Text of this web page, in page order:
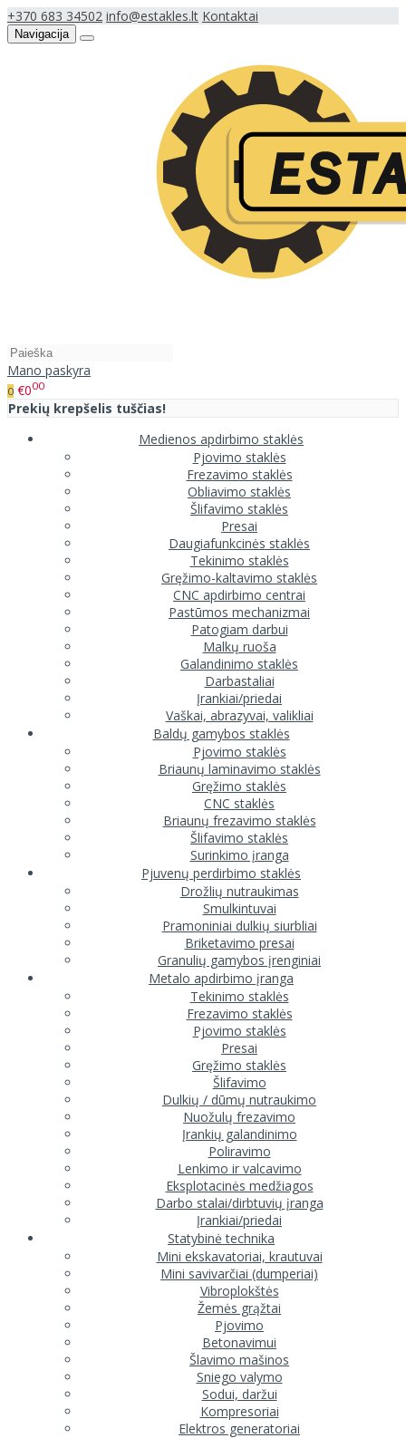
+370 683 34502 info@estakles.lt Kontaktai
Navigacija
Mano paskyra
0 €000
Prekių krepšelis tuščias!
Medienos apdirbimo staklės
Pjovimo staklės
Frezavimo staklės
Obliavimo staklės
Šlifavimo staklės
Presai
Daugiafunkcinės staklės
Tekinimo staklės
Gręžimo-kaltavimo staklės
CNC apdirbimo centrai
Pastūmos mechanizmai
Patogiam darbui
Malkų ruoša
Galandinimo staklės
Darbastaliai
Įrankiai/priedai
Vaškai, abrazyvai, valikliai
Baldų gamybos staklės
Pjovimo staklės
Briaunų laminavimo staklės
Gręžimo staklės
CNC staklės
Briaunų frezavimo staklės
Šlifavimo staklės
Surinkimo įranga
Pjuvenų perdirbimo staklės
Drožlių nutraukimas
Smulkintuvai
Pramoniniai dulkių siurbliai
Briketavimo presai
Granulių gamybos įrenginiai
Metalo apdirbimo įranga
Tekinimo staklės
Frezavimo staklės
Pjovimo staklės
Presai
Gręžimo staklės
Šlifavimo
Dulkių / dūmų nutraukimo
Nuožulų frezavimo
Įrankių galandinimo
Poliravimo
Lenkimo ir valcavimo
Eksplotacinės medžiagos
Darbo stalai/dirbtuvių įranga
Įrankiai/priedai
Statybinė technika
Mini ekskavatoriai, krautuvai
Mini savivarčiai (dumperiai)
Vibroplokštės
Žemės grąžtai
Pjovimo
Betonavimui
Šlavimo mašinos
Sniego valymo
Sodui, daržui
Kompresoriai
Elektros generatoriai